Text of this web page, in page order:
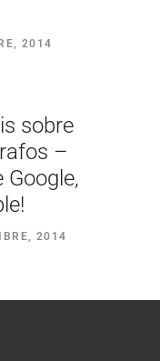
2014
sobre
–
Google,
2014